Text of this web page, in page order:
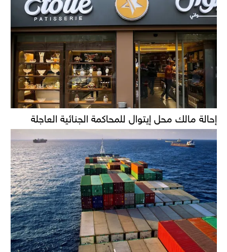
إحالة مالك محل إيتوال للمحاكمة الجنائية العاجلة